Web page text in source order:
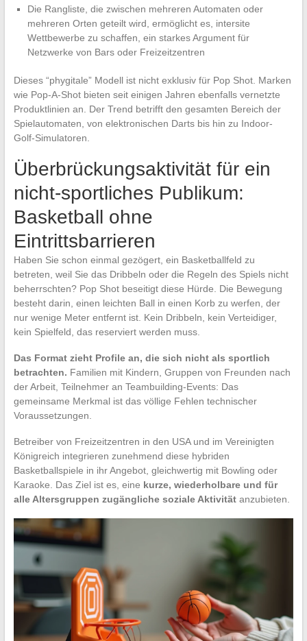
Die Rangliste, die zwischen mehreren Automaten oder
mehreren Orten geteilt wird, ermöglicht es, intersite
Wettbewerbe zu schaffen, ein starkes Argument für
Netzwerke von Bars oder Freizeitzentren
Dieses “phygitale” Modell ist nicht exklusiv für Pop Shot. Marken
wie Pop-A-Shot bieten seit einigen Jahren ebenfalls vernetzte
Produktlinien an. Der Trend betrifft den gesamten Bereich der
Spielautomaten, von elektronischen Darts bis hin zu Indoor-
Golf-Simulatoren.
Überbrückungsaktivität für ein
nicht-sportliches Publikum:
Basketball ohne
Eintrittsbarrieren
Haben Sie schon einmal gezögert, ein Basketballfeld zu
betreten, weil Sie das Dribbeln oder die Regeln des Spiels nicht
beherrschten? Pop Shot beseitigt diese Hürde. Die Bewegung
besteht darin, einen leichten Ball in einen Korb zu werfen, der
nur wenige Meter entfernt ist. Kein Dribbeln, kein Verteidiger,
kein Spielfeld, das reserviert werden muss.
Das Format zieht Profile an, die sich nicht als sportlich
betrachten. Familien mit Kindern, Gruppen von Freunden nach
der Arbeit, Teilnehmer an Teambuilding-Events: Das
gemeinsame Merkmal ist das völlige Fehlen technischer
Voraussetzungen.
Betreiber von Freizeitzentren in den USA und im Vereinigten
Königreich integrieren zunehmend diese hybriden
Basketballspiele in ihr Angebot, gleichwertig mit Bowling oder
Karaoke. Das Ziel ist es, eine kurze, wiederholbare und für
alle Altersgruppen zugängliche soziale Aktivitätanzubieten.